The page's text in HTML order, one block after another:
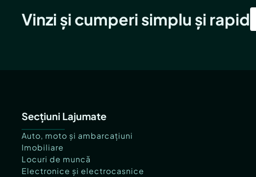
Vinzi și cumperi simplu și rapid
Secțiuni Lajumate
Auto, moto și ambarcațiuni
Imobiliare
Locuri de muncă
Electronice și electrocasnice